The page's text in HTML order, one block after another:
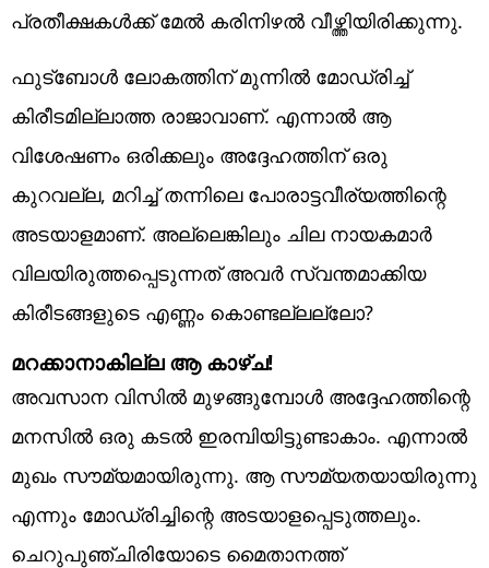
പ്രതീക്ഷകള്‍ക്ക് മേല്‍ കരിനിഴല്‍ വീഴ്ത്തിയിരിക്കുന്നു.
ഫുട്‌ബോള്‍ ലോകത്തിന് മുന്നില്‍ മോഡ്രിച്ച്
കിരീടമില്ലാത്ത രാജാവാണ്. എന്നാല്‍ ആ
വിശേഷണം ഒരിക്കലും അദ്ദേഹത്തിന് ഒരു
കുറവല്ല, മറിച്ച് തന്നിലെ പോരാട്ടവീര്യത്തിന്റെ
അടയാളമാണ്. അല്ലെങ്കിലും ചില നായകമാര്‍
വിലയിരുത്തപ്പെടുന്നത് അവര്‍ സ്വന്തമാക്കിയ
കിരീടങ്ങളുടെ എണ്ണം കൊണ്ടല്ലല്ലോ?
മറക്കാനാകില്ല ആ കാഴ്ച!
അവസാന വിസില്‍ മുഴങ്ങുമ്പോള്‍ അദ്ദേഹത്തിന്റെ
മനസില്‍ ഒരു കടല്‍ ഇരമ്പിയിട്ടുണ്ടാകാം. എന്നാല്‍
മുഖം സൗമ്യമായിരുന്നു. ആ സൗമ്യതയായിരുന്നു
എന്നും മോഡ്രിച്ചിന്റെ അടയാളപ്പെടുത്തലും.
ചെറുപുഞ്ചിരിയോടെ മൈതാനത്ത്